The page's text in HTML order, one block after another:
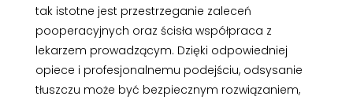
tak istotne jest przestrzeganie zaleceń
pooperacyjnych oraz ścisła współpraca z
lekarzem prowadzącym. Dzięki odpowiedniej
opiece i profesjonalnemu podejściu, odsysanie
tłuszczu może być bezpiecznym rozwiązaniem,